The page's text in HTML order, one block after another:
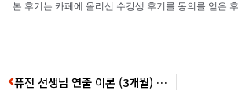
본 후기는 카페에 올리신 수강생 후기를 동의를 얻은
퓨전 선생님 연출 이론 (3개월) 후기